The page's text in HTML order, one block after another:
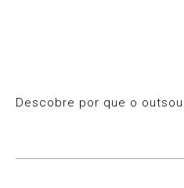
Descobre por que o